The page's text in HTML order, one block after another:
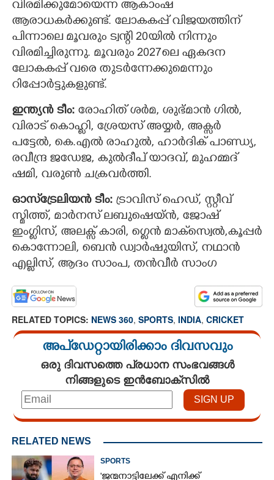
വിരമിക്കുമോയെന്ന ആകാംഷ
ആരാധകർക്കുണ്ട്. ലോകകപ്പ് വിജയത്തിന്
പിന്നാലെ മൂവരും ട്വന്റി 20യിൽ നിന്നും
വിരമിച്ചിരുന്നു. മൂവരും 2027ലെ ഏകദന
ലോകകപ്പ് വരെ തുടർന്നേക്കുമെന്നും
റിപ്പോർട്ടുകളുണ്ട്.
ഇന്ത്യൻ ടീം: രോഹിത് ശർമ, ശുഭ്മാൻ ഗിൽ,
വിരാട് കൊഹ്ലി, ശ്രേയസ് അയ്യർ, അക്സർ
പട്ടേൽ, കെ.എൽ രാഹുൽ, ഹാർദിക് പാണ്ഡ്യ,
രവീന്ദ്ര ജഡേജ, കുൽദീപ് യാദവ്, മുഹമ്മദ്
ഷമി, വരുൺ ചക്രവർത്തി.
ഓസ്‌ട്രേലിയൻ ടീം: ട്രാവിസ് ഹെഡ്, സ്റ്റീവ്
സ്മിത്ത്, മാർനസ് ലബുഷെയ്ൻ, ജോഷ്
ഇംഗ്ലിസ്, അലക്സ് കാരി, ഗ്ലെൻ മാക്‌സ്വെൽ,കൂപ്പർ
കൊന്നോലി, ബെൻ ഡ്വാർഷുയിസ്, നഥാൻ
എല്ലിസ്, ആദം സാംപ, തൻവീർ സാംഗ
RELATED TOPICS: NEWS 360, SPORTS, INDIA, CRICKET
അപ്ഡേറ്റായിരിക്കാം ദിവസവും
ഒരു ദിവസത്തെ പ്രധാന സംഭവങ്ങൾ
നിങ്ങളുടെ ഇൻബോക്സിൽ
RELATED NEWS
SPORTS
'ജന്മനാട്ടിലേക്ക് എനിക്ക്